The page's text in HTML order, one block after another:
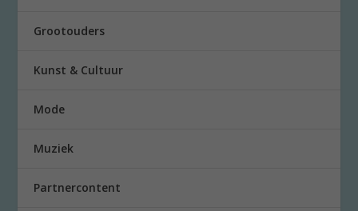
Grootouders
Kunst & Cultuur
Mode
Muziek
Partnercontent